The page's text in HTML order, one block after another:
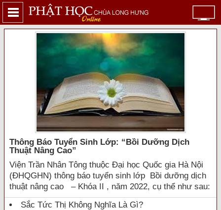
Thông Báo Tuyển Sinh Lớp: “bồi Dưỡng Dịch
Thuật Nâng Cao”
Viện Trần Nhân Tông thuộc Đại học Quốc gia Hà Nội
(ĐHQGHN) thông báo tuyển sinh lớp Bồi dưỡng dịch
thuật nâng cao – Khóa II , năm 2022, cụ thể như sau:
Sắc Tức Thị Không Nghĩa Là Gì?